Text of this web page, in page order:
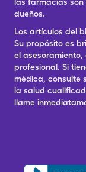
dueños.
Los artículos del
Su propósito es
el
profesional. Si
médica, consulte
la salud
llame